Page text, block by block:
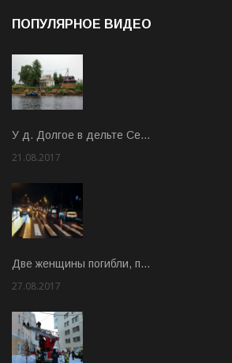
ПОПУЛЯРНОЕ ВИДЕО
У д. Долгое в дельте Се…
21.08.2017
Две женщины погибли, п…
27.08.2017